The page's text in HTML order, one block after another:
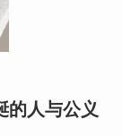
的人与公义